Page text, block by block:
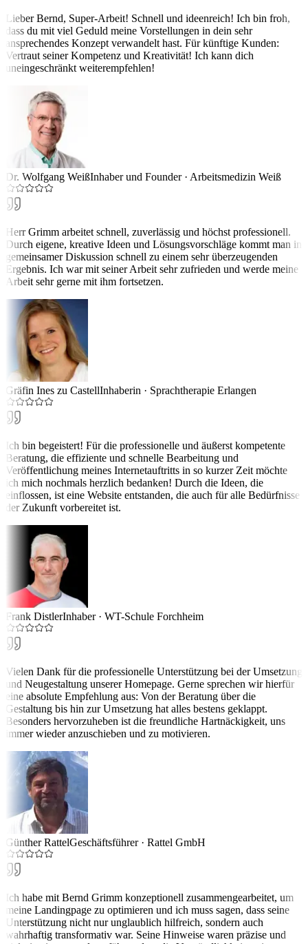
Lieber Bernd, Super-Arbeit! Schnell und ideenreich! Ich bin froh,
dass du mit viel Geduld meine Vorstellungen in dein sehr
ansprechendes Konzept verwandelt hast. Für künftige Kunden:
Vertraut seiner Kompetenz und Kreativität! Ich kann dich
uneingeschränkt weiterempfehlen!
Dr. Wolfgang WeißInhaber und Founder· Arbeitsmedizin Weiß
Herr Grimm arbeitet schnell, zuverlässig und höchst professionell.
Durch eigene, kreative Ideen und Lösungsvorschläge kommt man in
gemeinsamer Diskussion schnell zu einem sehr überzeugenden
Ergebnis. Ich war mit seiner Arbeit sehr zufrieden und werde meine
Arbeit sehr gerne mit ihm fortsetzen.
Gräfin Ines zu CastellInhaberin · Sprachtherapie Erlangen
Ich bin begeistert! Für die professionelle und äußerst kompetente
Beratung, die effiziente und schnelle Bearbeitung und
Veröffentlichung meines Internetauftritts in so kurzer Zeit möchte
ich mich nochmals herzlich bedanken! Durch die Ideen, die
einflossen, ist eine Website entstanden, die auch für alle Bedürfnisse
der Zukunft vorbereitet ist.
Frank DistlerInhaber· WT-Schule Forchheim
Vielen Dank für die professionelle Unterstützung bei der Umsetzung
und Neugestaltung unserer Homepage. Gerne sprechen wir hierfür
eine absolute Empfehlung aus: Von der Beratung über die
Gestaltung bis hin zur Umsetzung hat alles bestens geklappt.
Besonders hervorzuheben ist die freundliche Hartnäckigkeit, uns
immer wieder anzuschieben und zu motivieren.
Günther RattelGeschäftsführer· Rattel GmbH
Ich habe mit Bernd Grimm konzeptionell zusammengearbeitet, um
meine Landingpage zu optimieren und ich muss sagen, dass seine
Unterstützung nicht nur unglaublich hilfreich, sondern auch
wahrhaftig transformativ war. Seine Hinweise waren präzise und